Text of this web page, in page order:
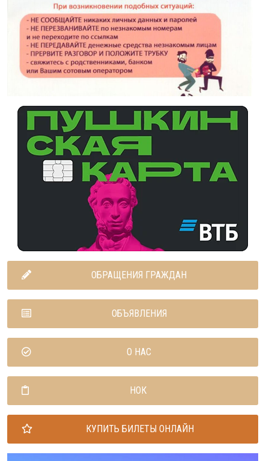
ОБРАЩЕНИЯ ГРАЖДАН
ОБЪЯВЛЕНИЯ
О НАС
НОК
КУПИТЬ БИЛЕТЫ ОНЛАЙН